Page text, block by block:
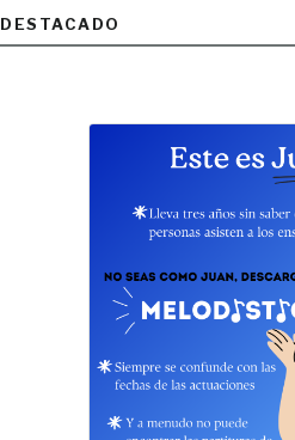
DESTACADO